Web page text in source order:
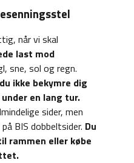
når vi skal
last mod
sne, sol og regn.
ikke bekymre dig
en lang tur.
sider, men
BIS dobbeltsider. Du
rammen eller købe